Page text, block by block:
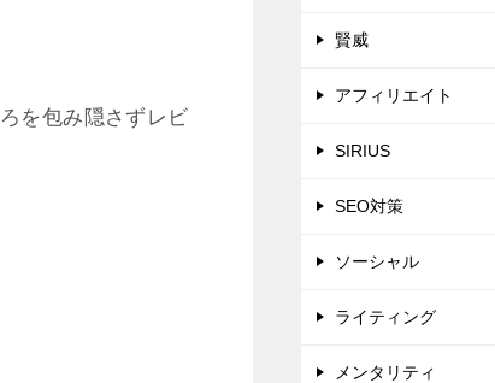
を包み隠さずレビ
賢威
アフィリエイト
SIRIUS
SEO対策
ソーシャル
ライティング
メンタリティ